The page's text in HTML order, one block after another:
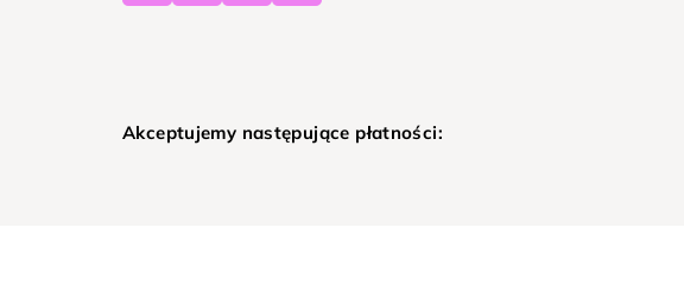
Akceptujemy następujące płatności: